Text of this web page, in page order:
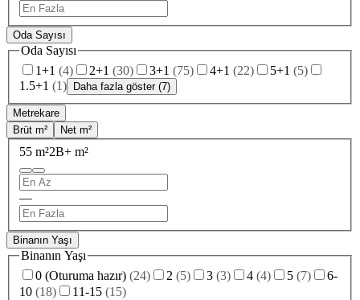
Oda Sayısı
Oda Sayısı
1+1 (4) 2+1 (30) 3+1 (75) 4+1 (22) 5+1 (5)
1.5+1 (1) Daha fazla göster (7)
Metrekare
Brüt m²
Net m²
55 m²2B+ m²
—
Binanın Yaşı
Binanın Yaşı
0 (Oturuma hazır) (24) 2 (5) 3 (3) 4 (4) 5 (7)
6-
10 (18) 11-15 (15)